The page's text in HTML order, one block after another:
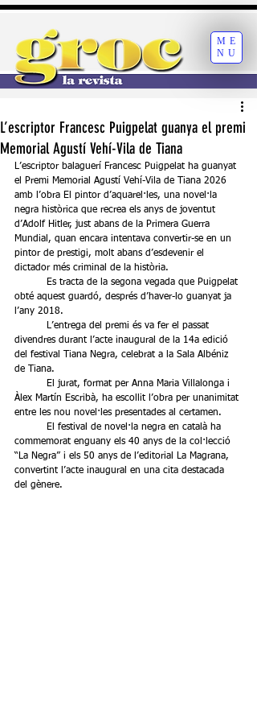
ME
NU
L’escriptor Francesc Puigpelat guanya el premi
Memorial Agustí Vehí-Vila de Tiana
L’escriptor balaguerí Francesc Puigpelat ha guanyat
el Premi Memorial Agustí Vehí-Vila de Tiana 2026
amb l’obra El pintor d’aquarel·les, una novel·la
negra històrica que recrea els anys de joventut
d’Adolf Hitler, just abans de la Primera Guerra
Mundial, quan encara intentava convertir-se en un
pintor de prestigi, molt abans d’esdevenir el
dictador més criminal de la història.
obté aquest guardó, després d’haver-lo guanyat ja
l’any 2018.
divendres durant l’acte inaugural de la 14a edició
del festival Tiana Negra, celebrat a la Sala Albéniz
de Tiana.
Àlex Martín Escribà, ha escollit l’obra per unanimitat
entre les nou novel·les presentades al certamen.
commemorat enguany els 40 anys de la col·lecció
“La Negra” i els 50 anys de l’editorial La Magrana,
convertint l’acte inaugural en una cita destacada
del gènere.